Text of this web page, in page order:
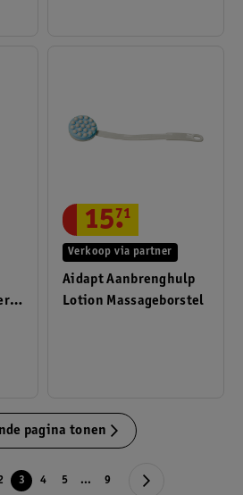
Aidapt Aanbrenghulp
Lotion Massageborstel
Verkoop via partner
15.
71
pagina tonen
3 4 5 ... 9